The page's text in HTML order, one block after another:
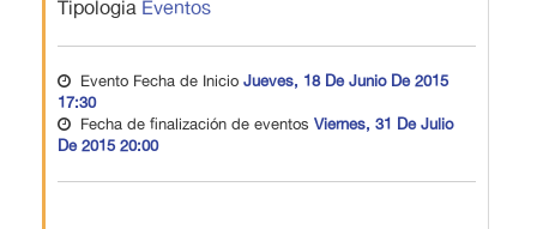
Tipologia Eventos
Evento Fecha de Inicio Jueves, 18 De Junio De 2015
17:30
Fecha de finalización de eventos Viernes, 31 De Julio
De 2015 20:00